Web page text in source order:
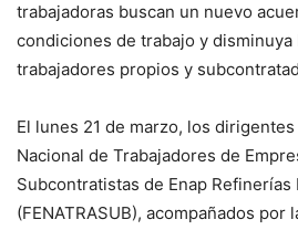
trabajadoras buscan un nuevo
condiciones de trabajo y
trabajadores propios y
El lunes 21 de marzo, los
Nacional de Trabajadores de
Subcontratistas de Enap Refinerías
(FENATRASUB), acompañados por